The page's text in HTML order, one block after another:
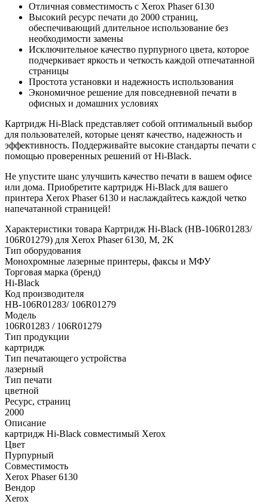
Отличная совместимость с Xerox Phaser 6130
Высокий ресурс печати до 2000 страниц,
обеспечивающий длительное использование без
необходимости замены
Исключительное качество пурпурного цвета, которое
подчеркивает яркость и четкость каждой отпечатанной
страницы
Простота установки и надежность использования
Экономичное решение для повседневной печати в
офисных и домашних условиях
Картридж Hi-Black представляет собой оптимальный выбор
для пользователей, которые ценят качество, надежность и
эффективность. Поддерживайте высокие стандарты печати с
помощью проверенных решений от Hi-Black.
Не упустите шанс улучшить качество печати в вашем офисе
или дома. Приобретите картридж Hi-Black для вашего
принтера Xerox Phaser 6130 и наслаждайтесь каждой четко
напечатанной страницей!
Характеристики товара Картридж Hi-Black (HB-106R01283/
106R01279) для Xerox Phaser 6130, M, 2K
Тип оборудования
Монохромные лазерные принтеры, факсы и МФУ
Торговая марка (бренд)
Hi-Black
Код производителя
HB-106R01283/ 106R01279
Модель
106R01283 / 106R01279
Тип продукции
картридж
Тип печатающего устройства
лазерный
Тип печати
цветной
Ресурс, страниц
2000
Описание
картридж Hi-Black совместимый Xerox
Цвет
Пурпурный
Совместимость
Xerox Phaser 6130
Вендор
Xerox